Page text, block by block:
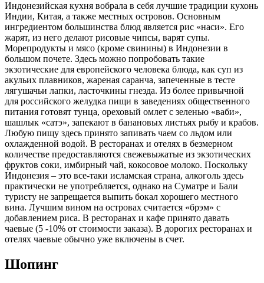
Индонезийская кухня вобрала в себя лучшие традиции кухонь
Индии, Китая, а также местных островов. Основным
ингредиентом большинства блюд является рис «наси». Его
жарят, из него делают рисовые чипсы, варят супы.
Морепродукты и мясо (кроме свинины) в Индонезии в
большом почете. Здесь можно попробовать такие
экзотические для европейского человека блюда, как суп из
акульих плавников, жареная саранча, запеченные в тесте
лягушачьи лапки, ласточкины гнезда. Из более привычной
для российского желудка пищи в заведениях общественного
питания готовят тунца, ореховый омлет с зеленью «ваби»,
шашлык «сатэ», запекают в банановых листьях рыбу и крабов.
Любую пищу здесь принято запивать чаем со льдом или
охлажденной водой. В ресторанах и отелях в безмерном
количестве предоставляются свежевыжатые из экзотических
фруктов соки, имбирный чай, кокосовое молоко. Поскольку
Индонезия – это все-таки исламская страна, алкоголь здесь
практически не употребляется, однако на Суматре и Бали
туристу не запрещается выпить бокал хорошего местного
вина. Лучшим вином на островах считается «брэм» с
добавлением риса. В ресторанах и кафе принято давать
чаевые (5 -10% от стоимости заказа). В дорогих ресторанах и
отелях чаевые обычно уже включены в счет.
Шопинг